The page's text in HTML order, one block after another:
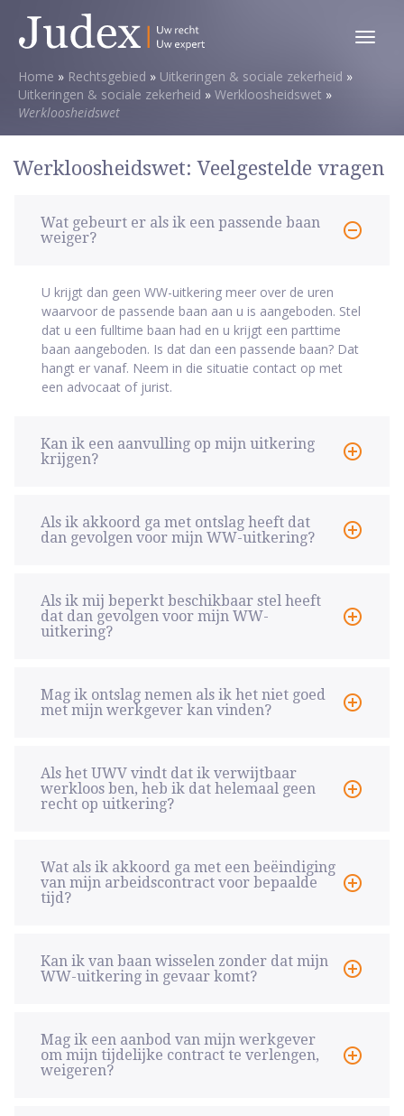
Toggle
Home » Rechtsgebied » Uitkeringen & sociale zekerheid »
Uitkeringen & sociale zekerheid » Werkloosheidswet »
Werkloosheidswet
Werkloosheidswet: Veelgestelde vragen
Wat gebeurt er als ik een passende baan
weiger?
U krijgt dan geen WW-uitkering meer over de uren
waarvoor de passende baan aan u is aangeboden. Stel
dat u een fulltime baan had en u krijgt een parttime
baan aangeboden. Is dat dan een passende baan? Dat
hangt er vanaf. Neem in die situatie contact op met
een advocaat of jurist.
Kan ik een aanvulling op mijn uitkering
krijgen?
Als ik akkoord ga met ontslag heeft dat
dan gevolgen voor mijn WW-uitkering?
Als ik mij beperkt beschikbaar stel heeft
dat dan gevolgen voor mijn WW-
uitkering?
Mag ik ontslag nemen als ik het niet goed
met mijn werkgever kan vinden?
Als het UWV vindt dat ik verwijtbaar
werkloos ben, heb ik dat helemaal geen
recht op uitkering?
Wat als ik akkoord ga met een beëindiging
van mijn arbeidscontract voor bepaalde
tijd?
Kan ik van baan wisselen zonder dat mijn
WW-uitkering in gevaar komt?
Mag ik een aanbod van mijn werkgever
om mijn tijdelijke contract te verlengen,
weigeren?